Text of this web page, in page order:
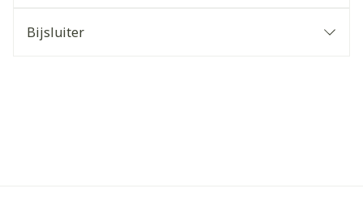
Bijsluiter